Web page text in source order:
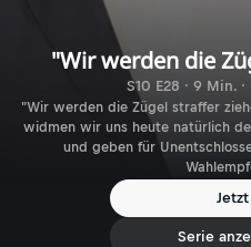
"Wir werden die
S10 E28 · 9 Min.
"Wir werden die Zügel straffer
widmen wir uns heute natürlich
und geben für
Serie